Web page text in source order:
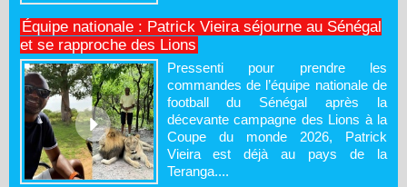
Équipe nationale : Patrick Vieira séjourne au Sénégal
et se rapproche des Lions
Pressenti pour prendre les
commandes de l’équipe nationale de
football du Sénégal après la
décevante campagne des Lions à la
Coupe du monde 2026, Patrick
Vieira est déjà au pays de la
Teranga....